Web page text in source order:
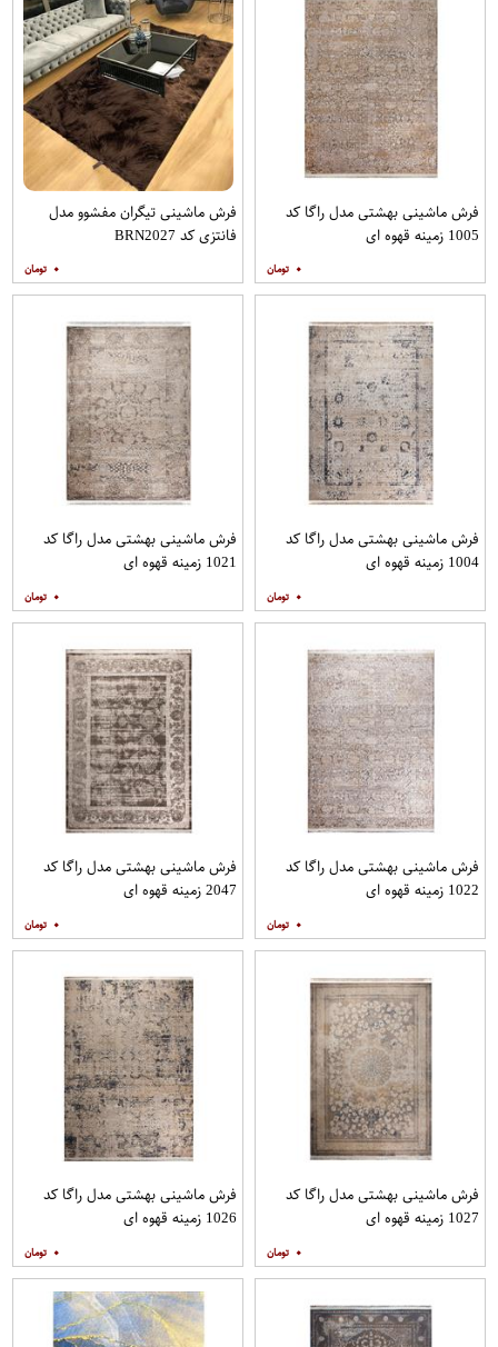
فرش ماشینی بهشتی مدل راگا کد
1005 زمینه قهوه ای
۰
فرش ماشینی تیگران مفشوو مدل
فانتزی کد BRN2027
۰
فرش ماشینی بهشتی مدل راگا کد
1004 زمینه قهوه ای
۰
فرش ماشینی بهشتی مدل راگا کد
1021 زمینه قهوه ای
۰
فرش ماشینی بهشتی مدل راگا کد
1022 زمینه قهوه ای
۰
فرش ماشینی بهشتی مدل راگا کد
2047 زمینه قهوه ای
۰
فرش ماشینی بهشتی مدل راگا کد
1027 زمینه قهوه ای
۰
فرش ماشینی بهشتی مدل راگا کد
1026 زمینه قهوه ای
۰